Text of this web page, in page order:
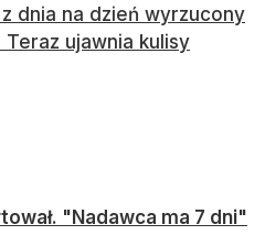
dnia na dzień wyrzucony
Teraz ujawnia kulisy
"Nadawca ma 7 dni"